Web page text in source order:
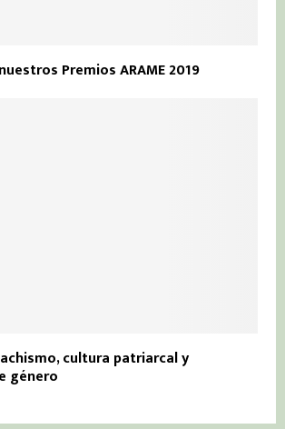
Premios ARAME 2019
cultura patriarcal y
género